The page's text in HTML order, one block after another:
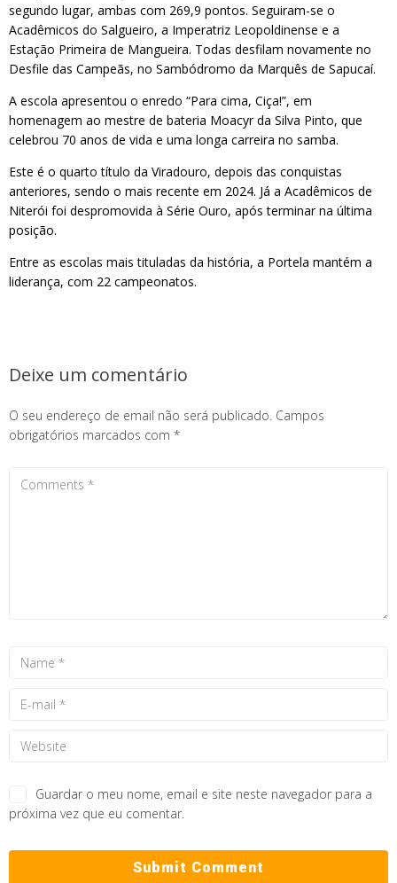
segundo lugar, ambas com 269,9 pontos. Seguiram-se o
Acadêmicos do Salgueiro, a Imperatriz Leopoldinense e a
Estação Primeira de Mangueira. Todas desfilam novamente no
Desfile das Campeãs, no Sambódromo da Marquês de Sapucaí.
A escola apresentou o enredo “Para cima, Ciça!”, em
homenagem ao mestre de bateria Moacyr da Silva Pinto, que
celebrou 70 anos de vida e uma longa carreira no samba.
Este é o quarto título da Viradouro, depois das conquistas
anteriores, sendo o mais recente em 2024. Já a Acadêmicos de
Niterói foi despromovida à Série Ouro, após terminar na última
posição.
Entre as escolas mais tituladas da história, a Portela mantém a
liderança, com 22 campeonatos.
Deixe um comentário
O seu endereço de email não será publicado. Campos
obrigatórios marcados com *
Guardar o meu nome, email e site neste navegador para a
próxima vez que eu comentar.